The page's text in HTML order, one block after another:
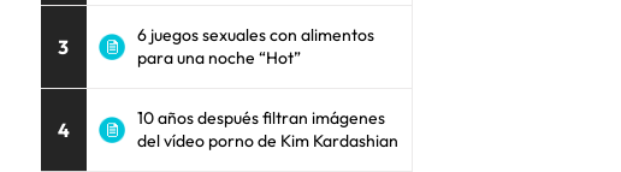
3
6 juegos sexuales con alimentos
para una noche “Hot”
4
10 años después filtran imágenes
del vídeo porno de Kim Kardashian